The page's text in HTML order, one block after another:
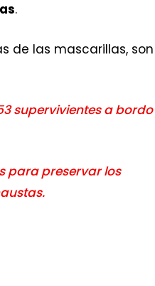
.
de las mascarillas,
supervivientes a
para preservar los